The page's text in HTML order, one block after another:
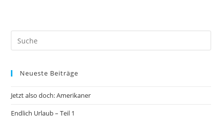
Neueste Beiträge
Jetzt also doch: Amerikaner
Endlich Urlaub – Teil 1